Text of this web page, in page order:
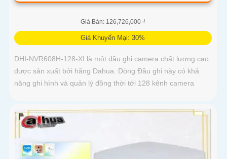
Giá Bán: 126,726,000 ₫
Giá Khuyến Mại: 30%
DHI-NVR608H-128-XI là một đầu ghi camera chất lượng cao
được sản xuất bởi hãng Dahua. Dòng Đầu ghi này có khả
năng ghi hình và quản lý đồng thời tới 128 kênh camera